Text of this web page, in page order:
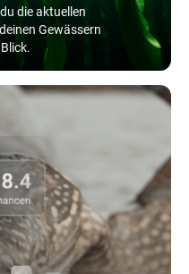
die aktuellen
Gewässern